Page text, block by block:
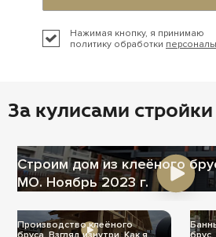
Нажимая кнопку, я принимаю
политику обработки
За кулисами стройки
Строим дом из клеёного
МО. Ноябрь 2023 г.
Производство клеёного